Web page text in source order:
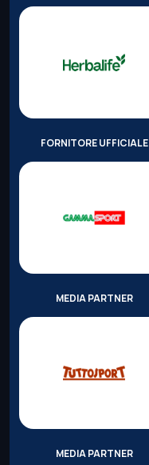
FORNITORE UFFICIALE
MEDIA PARTNER
MEDIA PARTNER